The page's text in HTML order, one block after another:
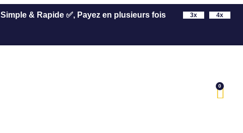
Simple & Rapide ✅, Payez en plusieurs fois 3x 4x
0